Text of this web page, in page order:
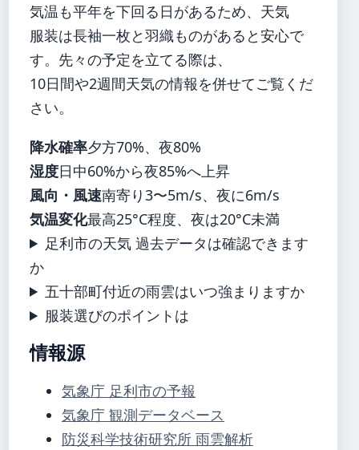
気温も平年を下回る日があるため、天気
服装は長袖一枚と羽織ものがあると安心で
す。先々の予定を立てる際は、
10日間や2週間天気の情報を併せてご覧くだ
さい。
降水確率夕方70%、夜80%
湿度日中60%から夜85%へ上昇
風向・風速南寄り3〜5m/s、夜に6m/s
気温変化最高25°C程度、夜は20°C未満
足利市の天気 過去データは確認できます
か
五十部町付近の雨雲はいつ強まりますか
服装選びのポイントは
情報源
気象庁 足利市の予報
気象庁 観測データベース
防災科学技術研究所 雨雲解析